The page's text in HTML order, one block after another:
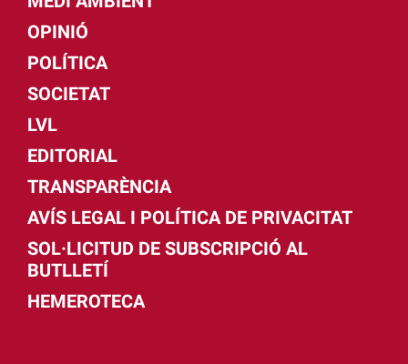
OPINIÓ
POLÍTICA
SOCIETAT
LVL
EDITORIAL
TRANSPARÈNCIA
AVÍS LEGAL I POLÍTICA DE PRIVACITAT
SOL·LICITUD DE SUBSCRIPCIÓ AL
BUTLLETÍ
HEMEROTECA